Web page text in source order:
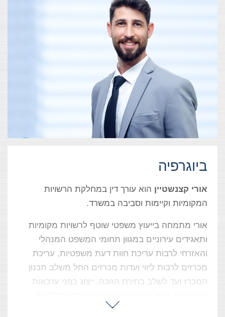
ביוגרפיה
אורי קצנשטיין
הוא עורך דין במחלקת הרשויות
המקומיות וקיימות וסביבה במשרד.
אורי מתמחה בייעוץ משפטי שוטף לרשויות מקומיות
ותאגידים עירוניים במגוון תחומי המשפט המנהלי
והאזרחי לרבות עריכת חוות דעת משפטיות, עריכת
מכרזים לרבות ליווי ועדות מכרזים החל משלב תכנון
המכרז ועד לשלב בחירת הזוכה, ייצוג בפני ערכאות